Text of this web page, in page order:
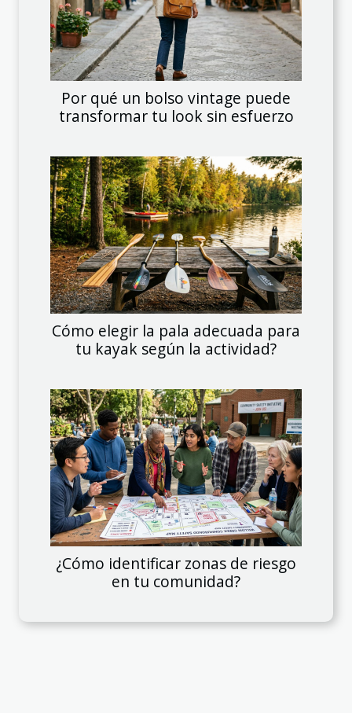
Por qué un bolso vintage puede
transformar tu look sin esfuerzo
Cómo elegir la pala adecuada para
tu kayak según la actividad?
¿Cómo identificar zonas de riesgo
en tu comunidad?